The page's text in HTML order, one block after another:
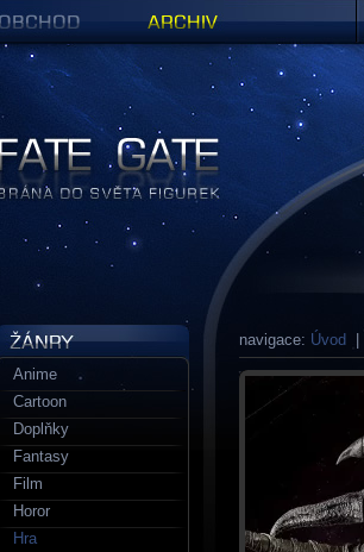
navigace: Úvod
Anime
Cartoon
Doplňky
Fantasy
Film
Horor
Hra
Figurky a sošky | Fate Gate